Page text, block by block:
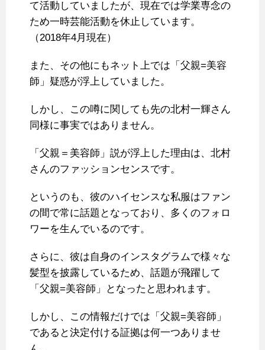
て活動していましたが、現在では学業専念の
ため一時芸能活動を休止しています。
（2018年4月現在）
また、その他にもネット上では「父親=美容
師」疑惑が浮上していました。
しかし、この噂に関しても先の北村一輝さん
同様に事実ではありません。
「父親＝美容師」説が浮上した理由は、北村
さんのファッションセンスです。
というのも、彼のハイセンスな私服はファン
の間で常に話題となっており、多くのフォロ
ワーを生んでいるのです。
さらに、彼は自身のインスタグラムで様々な
髪型を披露しているため、話題が飛躍して
「父親=美容師」となったと思われます。
しかし、この情報だけでは「父親=美容師」
であると決定付ける証拠は何一つありませ